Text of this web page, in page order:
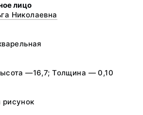
лицо
Николаевна
—16,7; Толщина — 0,10
рисунок